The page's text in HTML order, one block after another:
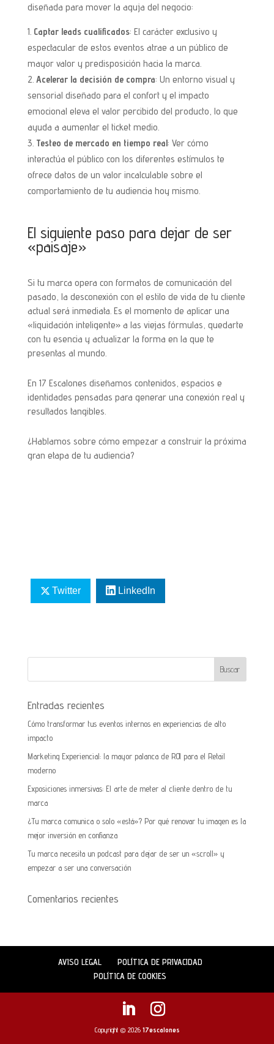
diseñada para mover la aguja del negocio:
Captar leads cualificados: El carácter exclusivo y
espectacular de estos eventos atrae a un público de
mayor valor y predisposición hacia la marca.
Acelerar la decisión de compra: Un entorno visual y
sensorial diseñado para el confort y el impacto
emocional eleva el valor percibido del producto, lo que
ayuda a aumentar el ticket medio.
Testeo de mercado en tiempo real: Ver cómo
interactúa el público con los diferentes estímulos te
ofrece datos de un valor incalculable sobre el
comportamiento de tu audiencia hoy mismo.
El siguiente paso para dejar de ser
«paisaje»
Si tu marca opera con formatos de comunicación del
pasado, la desconexión con el estilo de vida de tu cliente
actual será inmediata. Es el momento de aplicar una
«liquidación inteligente» a las viejas fórmulas, quedarte
con tu esencia y actualizar la forma en la que te
presentas al mundo.
En 17 Escalones diseñamos contenidos, espacios e
identidades pensadas para generar una conexión real y
resultados tangibles.
¿Hablamos sobre cómo empezar a construir la próxima
gran etapa de tu audiencia?
Twitter LinkedIn
Entradas recientes
Cómo transformar tus eventos internos en experiencias de alto
impacto
Marketing Experiencial: la mayor palanca de ROI para el Retail
moderno
Exposiciones inmersivas: El arte de meter al cliente dentro de tu
marca
¿Tu marca comunica o solo «está»? Por qué renovar tu imagen es la
mejor inversión en confianza
Tu marca necesita un podcast para dejar de ser un «scroll» y
empezar a ser una conversación
Comentarios recientes
AVISO LEGAL
POLÍTICA DE PRIVACIDAD
POLÍTICA DE COOKIES
Copyright © 2026 17escalones